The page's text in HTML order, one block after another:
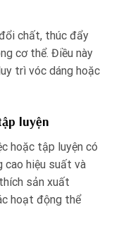
chất, thúc đẩy
cơ thể. Điều này
trì vóc dáng hoặc
luyện
hoặc tập luyện có
cao hiệu suất và
sản xuất
hoạt động thể